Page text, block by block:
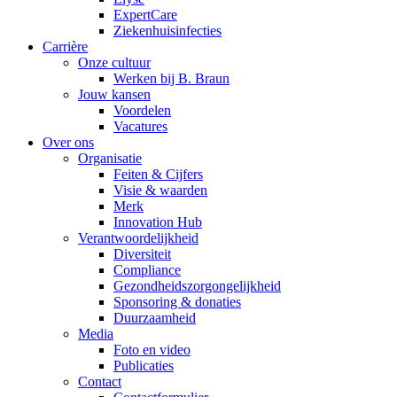
ExpertCare
Ziekenhuisinfecties
Carrière
Onze cultuur
Werken bij B. Braun
Jouw kansen
Voordelen
Vacatures
Over ons
Organisatie
Feiten & Cijfers
Visie & waarden
Merk
Innovation Hub
Verantwoordelijkheid
Diversiteit
Compliance
Gezondheidszorgongelijkheid​
Sponsoring & donaties
Duurzaamheid
Media
Foto en video
Publicaties
Contact